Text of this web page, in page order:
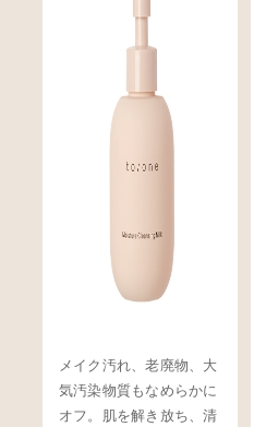
メイク汚れ、老廃物、大
気汚染物質もなめらかに
オフ。肌を解き放ち、清